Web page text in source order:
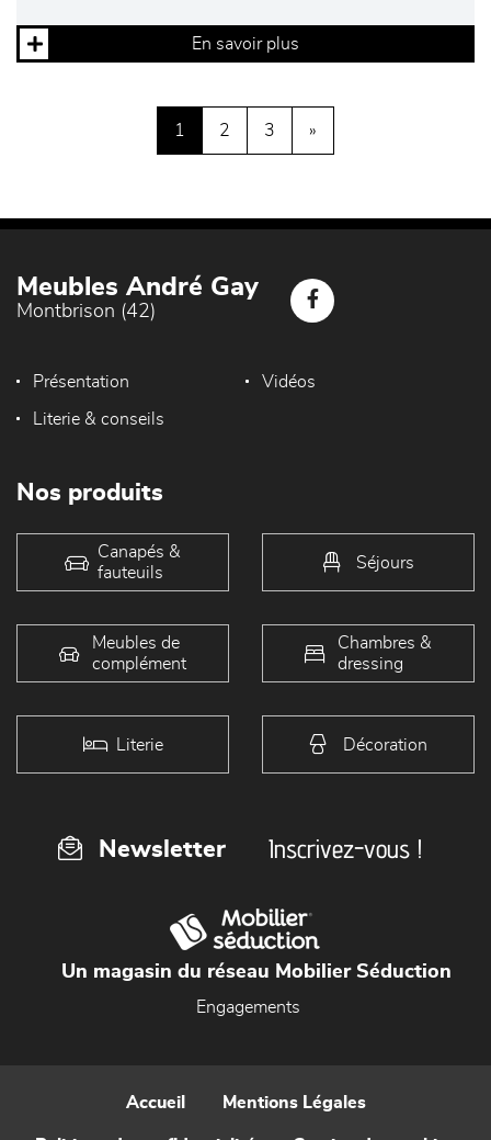
En savoir plus
1 2 3 »
Meubles André Gay
Montbrison (42)
Présentation Vidéos
Literie & conseils
Nos produits
Canapés &
fauteuils
Séjours
Meubles de
complément
Chambres &
dressing
Literie Décoration
Newsletter Inscrivez-vous !
Un magasin du réseau Mobilier Séduction
Engagements
Accueil Mentions Légales